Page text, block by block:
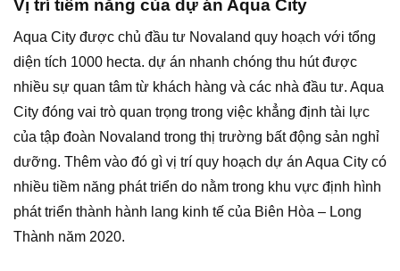
Vị trí tiềm năng của dự án Aqua City
Aqua City được chủ đầu tư Novaland quy hoạch với tổng
diện tích 1000 hecta. dự án nhanh chóng thu hút được
nhiều sự quan tâm từ khách hàng và các nhà đầu tư. Aqua
City đóng vai trò quan trọng trong việc khẳng định tài lực
của tập đoàn Novaland trong thị trường bất động sản nghỉ
dưỡng. Thêm vào đó gì vị trí quy hoạch dự án Aqua City có
nhiều tiềm năng phát triển do nằm trong khu vực định hình
phát triển thành hành lang kinh tế của Biên Hòa – Long
Thành năm 2020.